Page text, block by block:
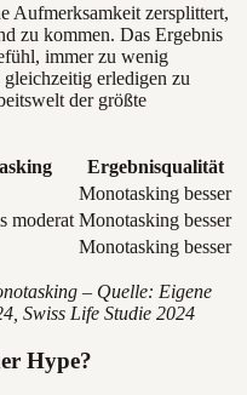
Aufmerksamkeit zersplittert,
zu kommen. Das Ergebnis
immer zu wenig
erledigen zu
der größte
Ergebnisqualität
Monotasking besser
moderat Monotasking besser
Monotasking besser
– Quelle: Eigene
Swiss Life Studie 2024
Hype?